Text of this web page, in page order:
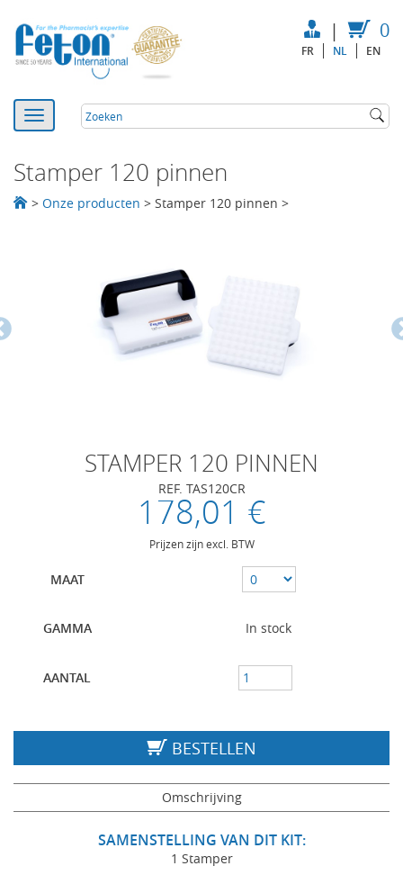
| 0
FR NL EN
Stamper 120 pinnen
> Onze producten > Stamper 120 pinnen >
STAMPER 120 PINNEN
REF. TAS120CR
178,01 €
Prijzen zijn excl. BTW
MAAT
GAMMA In stock
AANTAL
BESTELLEN
Omschrijving
SAMENSTELLING VAN DIT KIT:
1 Stamper